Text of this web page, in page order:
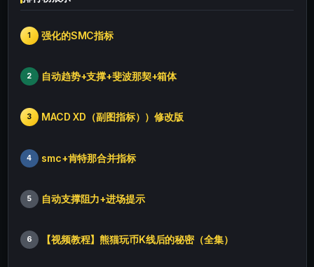
1 强化的SMC指标
2 自动趋势+支撑+斐波那契+箱体
3 MACD XD（副图指标））修改版
4 smc+肯特那合并指标
5 自动支撑阻力+进场提示
6 【视频教程】熊猫玩币K线后的秘密（全集）